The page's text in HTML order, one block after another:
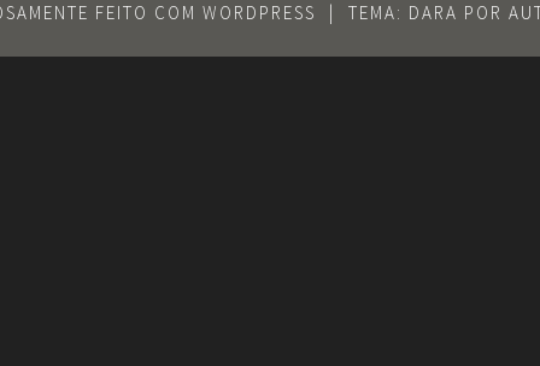
FEITO COM WORDPRESS | TEMA: DARA POR